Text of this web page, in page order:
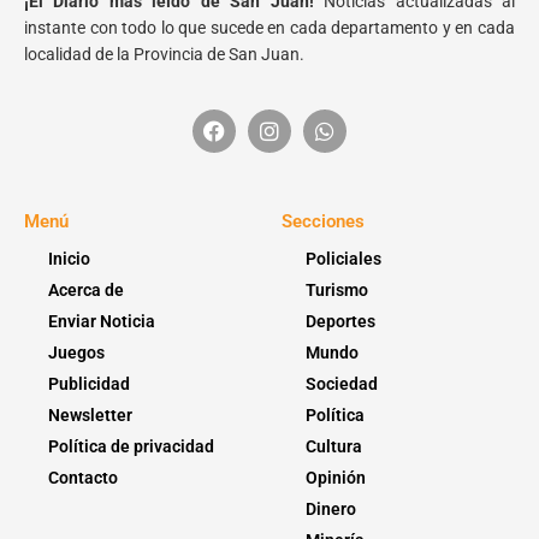
instante con todo lo que sucede en cada departamento y en cada
localidad de la Provincia de San Juan.
Menú
Inicio
Acerca de
Enviar Noticia
Juegos
Publicidad
Newsletter
Política de privacidad
Contacto
Secciones
Policiales
Turismo
Deportes
Mundo
Sociedad
Política
Cultura
Opinión
Dinero